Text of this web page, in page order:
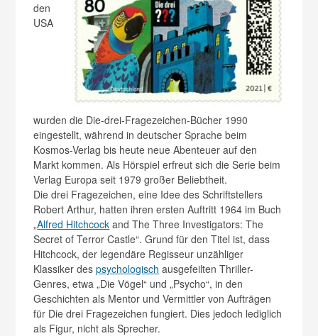
den
USA
wurden die Die-drei-Fragezeichen-Bücher 1990
eingestellt, während in deutscher Sprache beim
Kosmos-Verlag bis heute neue Abenteuer auf den
Markt kommen. Als Hörspiel erfreut sich die Serie beim
Verlag Europa seit 1979 großer Beliebtheit.
Die drei Fragezeichen, eine Idee des Schriftstellers
Robert Arthur, hatten ihren ersten Auftritt 1964 im Buch
„Alfred Hitchcock and The Three Investigators: The
Secret of Terror Castle“. Grund für den Titel ist, dass
Hitchcock, der legendäre Regisseur unzähliger
Klassiker despsychologisch ausgefeilten Thriller-
Genres, etwa „Die Vögel“ und „Psycho“, in den
Geschichten als Mentor und Vermittler von Aufträgen
für Die drei Fragezeichen fungiert. Dies jedoch lediglich
als Figur, nicht als Sprecher.